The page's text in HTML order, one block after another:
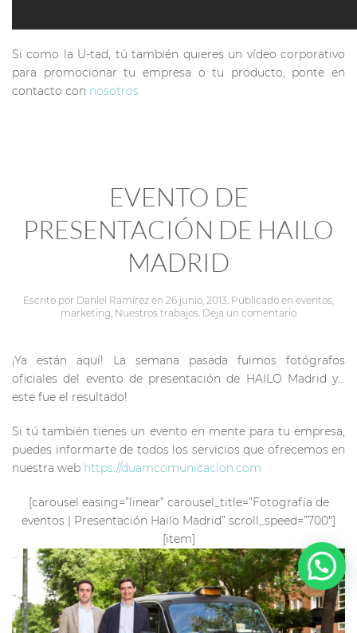
Si como la U-tad, tú también quieres un vídeo corporativo
para promocionar tu empresa o tu producto, ponte en
contacto con nosotros
EVENTO DE
PRESENTACIÓN DE HAILO
MADRID
Escrito por Daniel Ramírez en 26 junio, 2013. Publicado en eventos,
marketing, Nuestros trabajos. Deja un comentario
¡Ya están aquí! La semana pasada fuimos fotógrafos
oficiales del evento de presentación de HAILO Madrid y…
este fue el resultado!
Si tú también tienes un evento en mente para tu empresa,
puedes informarte de todos los servicios que ofrecemos en
nuestra web https://duamcomunicacion.com
[carousel easing=”linear” carousel_title=”Fotografía de
eventos | Presentación Hailo Madrid” scroll_speed=”700″]
[item]